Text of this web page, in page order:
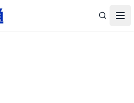
-让数据安全流动，让数据释放价值
打